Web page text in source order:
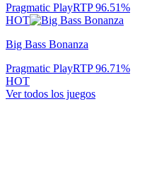
Pragmatic PlayRTP96.51%
HOT
Big Bass Bonanza
Pragmatic PlayRTP96.71%
HOT
Ver todos los juegos